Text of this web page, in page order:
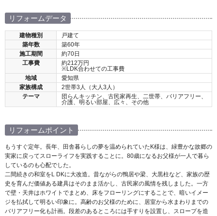
リフォームデータ
建物種別
戸建て
築年数
築60年
施工期間
約70日
工事費
約212万円
※LDK合わせての工事費
地域
愛知県
家族構成
2世帯3人（大人3人）
テーマ
団らんキッチン、古民家再生、二世帯、バリアフリー、
介護、明るい部屋、広々、その他
リフォームポイント
もうすぐ定年。長年、田舎暮らしの夢を温められていたK様は、緑豊かな故郷の
実家に戻ってスローライフを実践することに。80歳になるお父様が一人で暮ら
しているのも心配でした。
二間続きの和室をL DKに大改造。昔ながらの鴨居や梁、大黒柱など、家族の歴
史を育んだ価値ある建具はそのまま活かし、古民家の風情を残しました。一方
で壁・天井はホワイトでまとめ、床をフローリングにすることで、暗いイメー
ジを払拭して明るい印象に。高齢のお父様のために、居室から水まわりまでの
バリアフリー化も計画。段差のあるところには手すりを設置し、スロープを造